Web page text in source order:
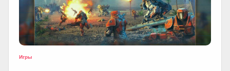
Игры